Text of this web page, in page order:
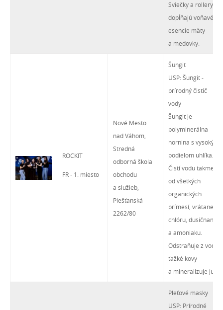
Sviečky a rollery
dopĺňajú voňavé
esencie mäty
a medovky.
ROCKIT
FR - 1. miesto
Nové Mesto
nad Váhom,
Stredná
odborná škola
obchodu
a služieb,
Piešťanská
2262/80
Šungit
USP: Šungit -
prírodný čistič
vody
Šungit je
polyminerálna
hornina s vysokým
podielom uhlíka.
Čistí vodu takmer
od všetkých
organických
prímesí, vrátane
chlóru, dusičnanov
a amoniaku.
Odstraňuje z vody
ťažké kovy
a mineralizuje ju.
Pleťové masky
USP: Prírodné